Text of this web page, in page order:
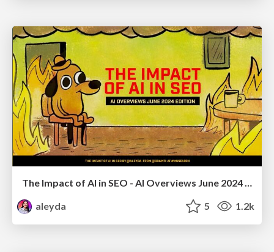
The Impact of AI in SEO - AI Overviews June 2024 Edition
aleyda
5 1.2k